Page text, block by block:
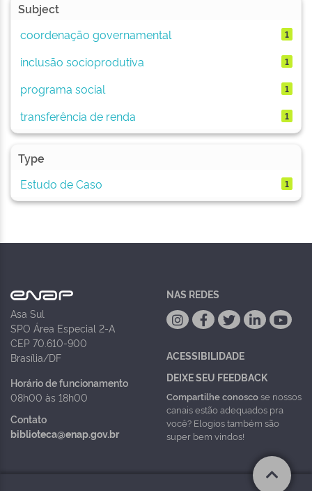
Subject
coordenação governamental
1
inclusão socioprodutiva 1
programa social 1
transferência de renda 1
Type
Estudo de Caso
1
Asa Sul
SPO Área Especial 2-A
CEP 70.610-900
Brasília/DF
Horário de funcionamento
08h00 às 18h00
Contato
biblioteca@enap.gov.br
NAS REDES
ACESSIBILIDADE
DEIXE SEU FEEDBACK
Compartilhe conoscose nossos
canais estão adequados pra
você? Elogios também são
super bem vindos!